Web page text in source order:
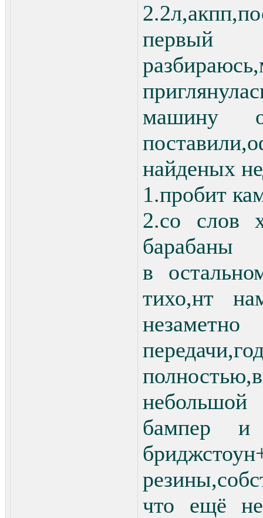
первый
машину
найденых
1.пробит
2.со слов
барабаны
в
тихо,нт
небольшой
бампер и
что ещё